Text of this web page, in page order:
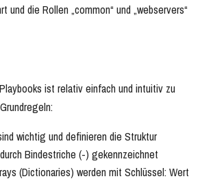
und die Rollen „common“ und „webservers“
ist relativ einfach und intuitiv zu
wichtig und definieren die Struktur
Bindestriche (-) gekennzeichnet
(Dictionaries) werden mit Schlüssel: Wert